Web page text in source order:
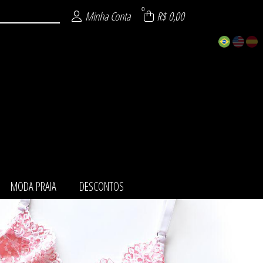
Minha Conta 0 R$ 0,00
MODA PRAIA DESCONTOS